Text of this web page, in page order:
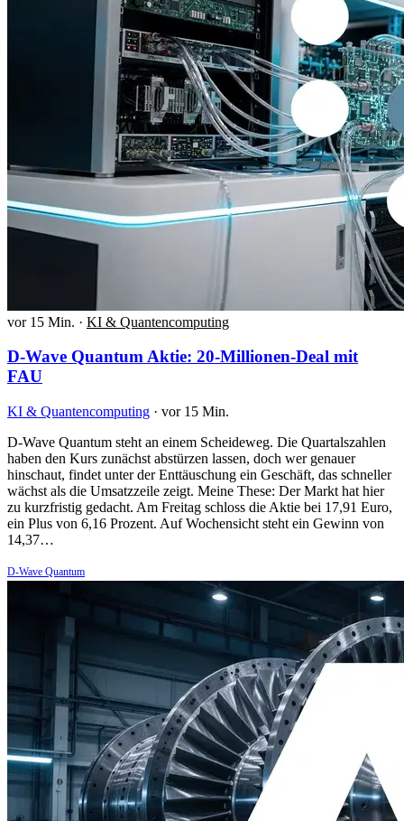
vor 15 Min. · KI & Quantencomputing
D-Wave Quantum Aktie: 20-Millionen-Deal mit
FAU
KI & Quantencomputing · vor 15 Min.
D-Wave Quantum steht an einem Scheideweg. Die Quartalszahlen
haben den Kurs zunächst abstürzen lassen, doch wer genauer
hinschaut, findet unter der Enttäuschung ein Geschäft, das schneller
wächst als die Umsatzzeile zeigt. Meine These: Der Markt hat hier
zu kurzfristig gedacht. Am Freitag schloss die Aktie bei 17,91 Euro,
ein Plus von 6,16 Prozent. Auf Wochensicht steht ein Gewinn von
14,37…
D-Wave Quantum